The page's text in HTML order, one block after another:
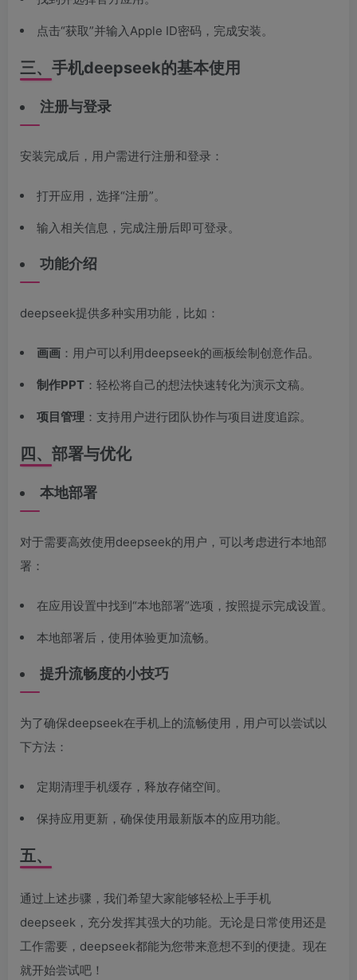
点击“获取”并输入Apple ID密码，完成安装。
三、手机deepseek的基本使用
注册与登录
安装完成后，用户需进行注册和登录：
打开应用，选择“注册”。
输入相关信息，完成注册后即可登录。
功能介绍
deepseek提供多种实用功能，比如：
画画 ：用户可以利用deepseek的画板绘制创意作品。
制作PPT ：轻松将自己的想法快速转化为演示文稿。
项目管理 ：支持用户进行团队协作与项目进度追踪。
四、部署与优化
本地部署
对于需要高效使用deepseek的用户，可以考虑进行本地部
署：
在应用设置中找到“本地部署”选项，按照提示完成设置。
本地部署后，使用体验更加流畅。
提升流畅度的小技巧
为了确保deepseek在手机上的流畅使用，用户可以尝试以
下方法：
定期清理手机缓存，释放存储空间。
保持应用更新，确保使用最新版本的应用功能。
五、
通过上述步骤，我们希望大家能够轻松上手手机
deepseek，充分发挥其强大的功能。无论是日常使用还是
工作需要，deepseek都能为您带来意想不到的便捷。现在
就开始尝试吧！